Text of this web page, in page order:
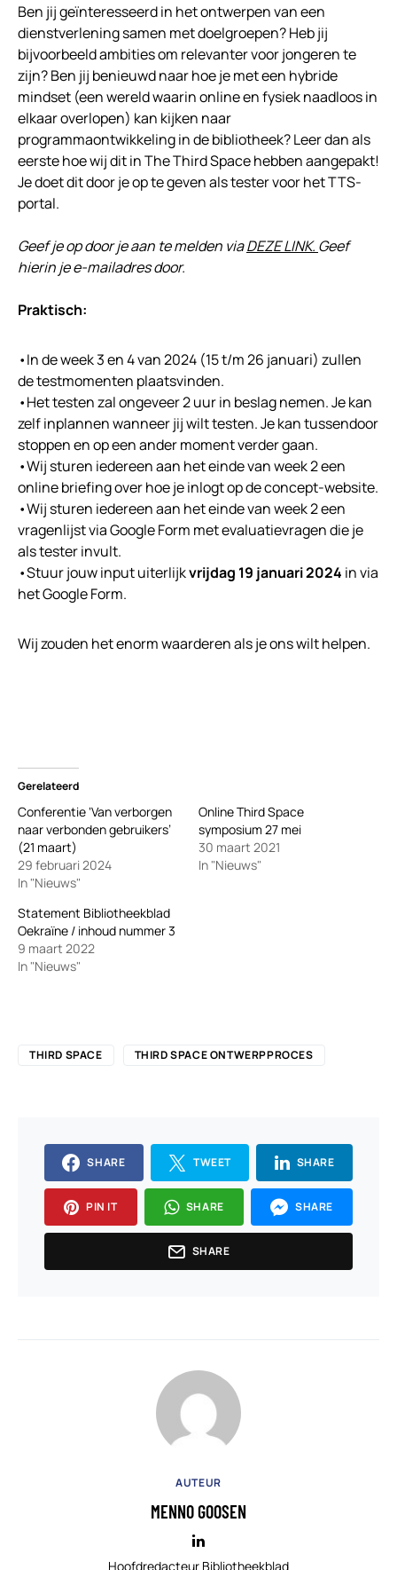
Ben jij geïnteresseerd in het ontwerpen van een
dienstverlening samen met doelgroepen? Heb jij
bijvoorbeeld ambities om relevanter voor jongeren te
zijn? Ben jij benieuwd naar hoe je met een hybride
mindset (een wereld waarin online en fysiek naadloos in
elkaar overlopen) kan kijken naar
programmaontwikkeling in de bibliotheek? Leer dan als
eerste hoe wij dit in The Third Space hebben aangepakt!
Je doet dit door je op te geven als tester voor het TTS-
portal.
Geef je op door je aan te melden viaDEZE LINK. Geef
hierin je e-mailadres door.
Praktisch:
•In de week 3 en 4 van 2024 (15 t/m 26 januari) zullen
de testmomenten plaatsvinden.
•Het testen zal ongeveer 2 uur in beslag nemen. Je kan
zelf inplannen wanneer jij wilt testen. Je kan tussendoor
stoppen en op een ander moment verder gaan.
•Wij sturen iedereen aan het einde van week 2 een
online briefing over hoe je inlogt op de concept-website.
•Wij sturen iedereen aan het einde van week 2 een
vragenlijst via Google Form met evaluatievragen die je
als tester invult.
•Stuur jouw input uiterlijkvrijdag 19 januari 2024 in via
het Google Form.
Wij zouden het enorm waarderen als je ons wilt helpen.
Gerelateerd
Conferentie ‘Van verborgen
naar verbonden gebruikers’
(21 maart)
29 februari 2024
In "Nieuws"
Online Third Space
symposium 27 mei
30 maart 2021
In "Nieuws"
Statement Bibliotheekblad
Oekraïne / inhoud nummer 3
9 maart 2022
In "Nieuws"
THIRD SPACE THIRD SPACE ONTWERPPROCES
SHARE TWEET SHARE
PIN IT SHARE SHARE
SHARE
AUTEUR
MENNO GOOSEN
Hoofdredacteur Bibliotheekblad